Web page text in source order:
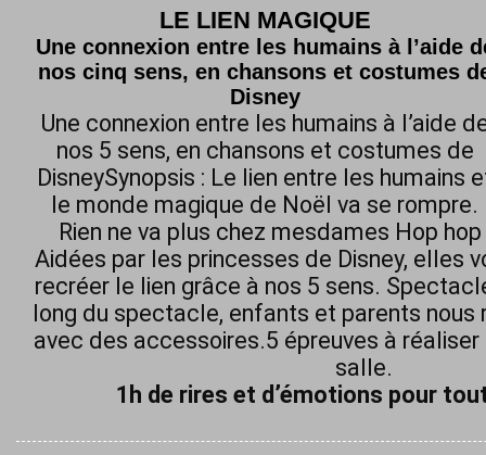
LE LIEN MAGIQUE
Une connexion entre les humains à l’aide
nos cinq sens, en chansons et costumes
Disney
Une connexion entre les humains à l’aide
nos 5 sens, en chansons et costumes de
DisneySynopsis : Le lien entre les humains
le monde magique de Noël va se rompre.
Rien ne va plus chez mesdames Hop
Aidées par les princesses de Disney, elles
recréer le lien grâce à nos 5 sens.
long du spectacle, enfants et parents nous
avec des accessoires.5 épreuves à
salle.
1h de rires et d’émotions pour